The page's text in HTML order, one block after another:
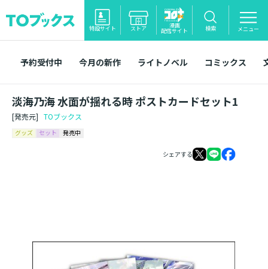
特設サイト ストア 漫画
配信サイト 検索 メニュー
予約受付中 今月の新作 ライトノベル コミックス
淡海乃海 水面が揺れる時 ポストカードセット1
[発売元] TOブックス
グッズ セット 発売中
シェアする